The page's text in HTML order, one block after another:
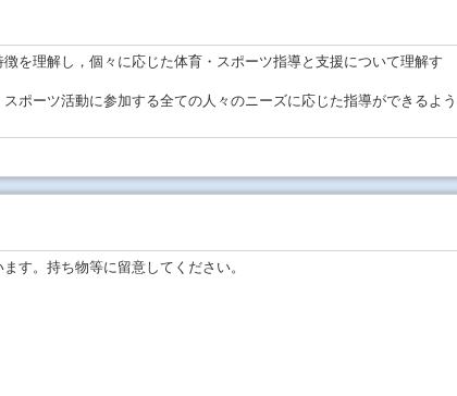
を理解し，個々に応じた体育・スポーツ指導と支援について理解す
ポーツ活動に参加する全ての人々のニーズに応じた指導ができるよう
す。持ち物等に留意してください。